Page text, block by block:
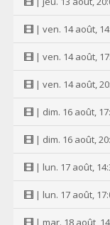
| ven. 14 août,
| ven. 14 août,
| ven. 14 août,
| dim. 16 août,
| dim. 16 août,
| lun. 17 août,
| lun. 17 août,
| mar. 18 août,